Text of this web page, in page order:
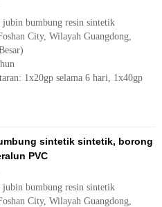
jubin bumbung resin sintetik
City, Wilayah Guangdong,
1x20gp selama 6 hari, 1x40gp
sintetik sintetik, borong
PVC
jubin bumbung resin sintetik
City, Wilayah Guangdong,